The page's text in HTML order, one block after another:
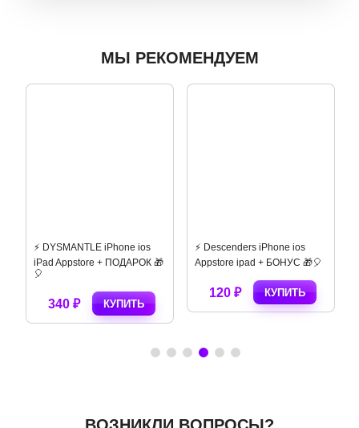
МЫ РЕКОМЕНДУЕМ
⚡️ DYSMANTLE iPhone ios
iPad Appstore + ПОДАРОК 🎁
🎈
340 ₽ КУПИТЬ
⚡️ Descenders iPhone ios
Appstore ipad + БОНУС 🎁🎈
120 ₽ КУПИТЬ